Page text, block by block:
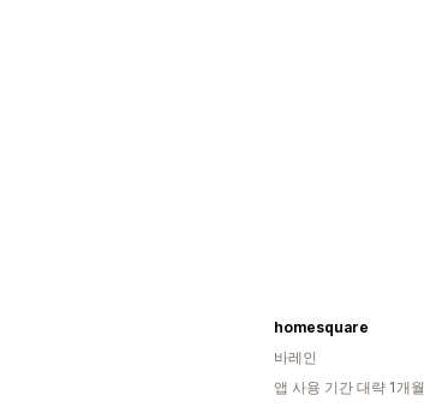
homesquare
바레인
앱 사용 기간 대략 1개월